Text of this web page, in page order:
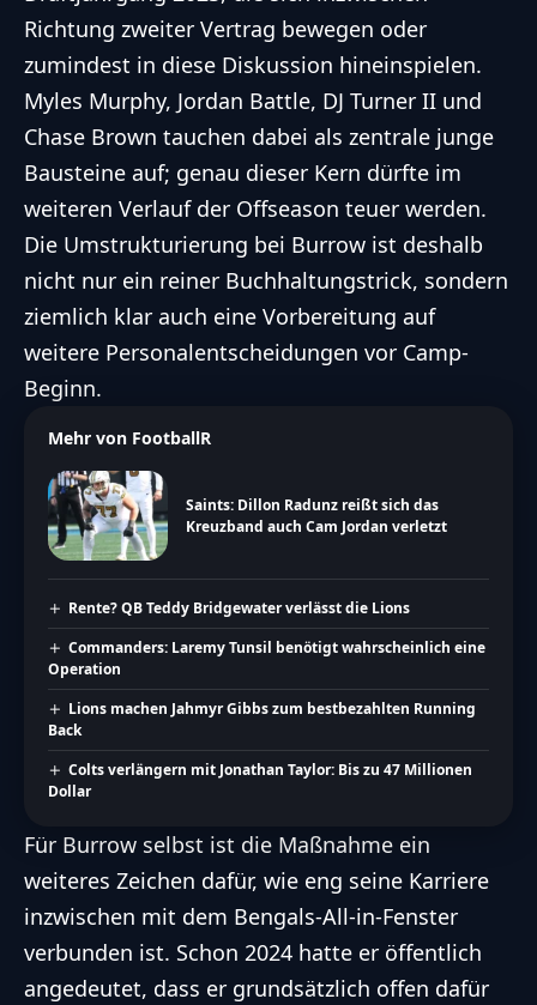
Richtung zweiter Vertrag bewegen oder
zumindest in diese Diskussion hineinspielen.
Myles Murphy, Jordan Battle, DJ Turner II und
Chase Brown tauchen dabei als zentrale junge
Bausteine auf; genau dieser Kern dürfte im
weiteren Verlauf der Offseason teuer werden.
Die Umstrukturierung bei Burrow ist deshalb
nicht nur ein reiner Buchhaltungstrick, sondern
ziemlich klar auch eine Vorbereitung auf
weitere Personalentscheidungen vor Camp-
Beginn.
Mehr von FootballR
Saints: Dillon Radunz reißt sich das
Kreuzband auch Cam Jordan verletzt
Rente? QB Teddy Bridgewater verlässt die Lions
Commanders: Laremy Tunsil benötigt wahrscheinlich eine
Operation
Lions machen Jahmyr Gibbs zum bestbezahlten Running
Back
Colts verlängern mit Jonathan Taylor: Bis zu 47 Millionen
Dollar
Für Burrow selbst ist die Maßnahme ein
weiteres Zeichen dafür, wie eng seine Karriere
inzwischen mit dem Bengals-All-in-Fenster
verbunden ist. Schon 2024 hatte er öffentlich
angedeutet, dass er grundsätzlich offen dafür